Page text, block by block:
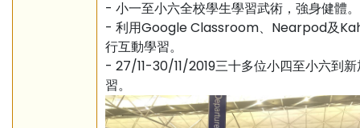
- 小一至小六全校學生學習武術，強身健體。
- 利用Google Classroom、Nearpod及
行互動學習。
- 27/11-30/11/2019三十多位小四至小六到
習。